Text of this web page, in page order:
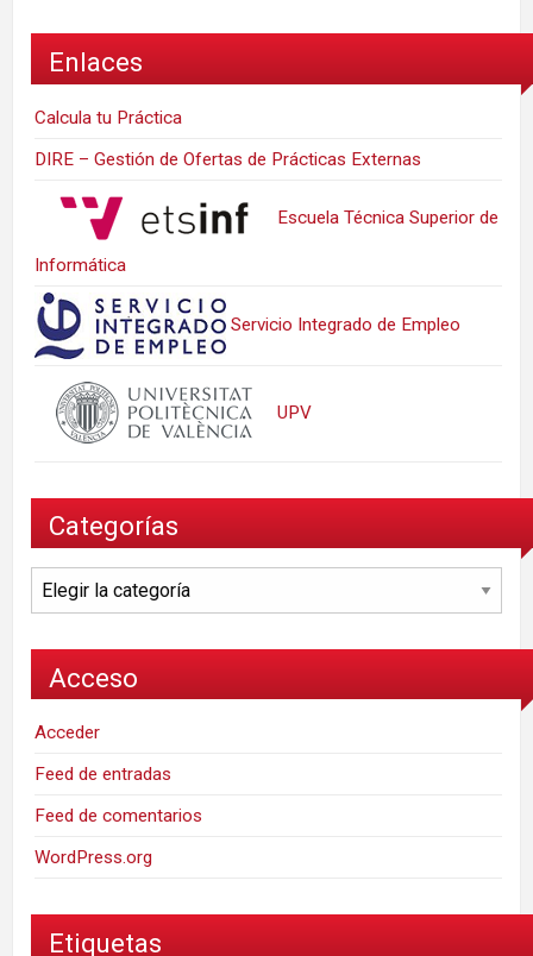
Enlaces
Calcula tu Práctica
DIRE – Gestión de Ofertas de Prácticas Externas
Escuela Técnica Superior de
Informática
Servicio Integrado de Empleo
UPV
Categorías
Categorías
Acceso
Acceder
Feed de entradas
Feed de comentarios
WordPress.org
Etiquetas